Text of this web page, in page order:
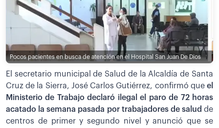
Pocos pacientes en busca de atención en el Hospital San Juan De Dios
El secretario municipal de Salud de la Alcaldía de Santa
Cruz de la Sierra, José Carlos Gutiérrez, confirmó que el
Ministerio de Trabajo declaró ilegal el paro de 72 horas
acatado la semana pasada por trabajadores de salud de
centros de primer y segundo nivel y anunció que se